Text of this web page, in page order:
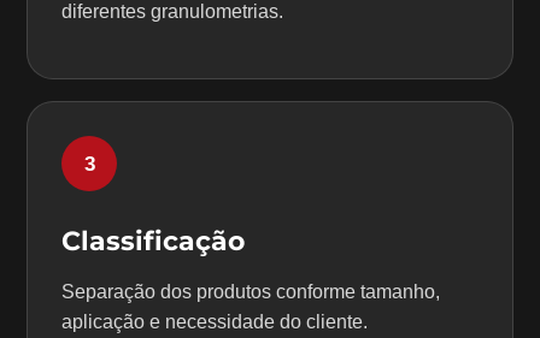
diferentes granulometrias.
3
Classificação
Separação dos produtos conforme tamanho,
aplicação e necessidade do cliente.